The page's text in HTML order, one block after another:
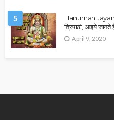
5
Hanuman Jayanti
त्रिपाठी, आइये जानते
April 9, 2020